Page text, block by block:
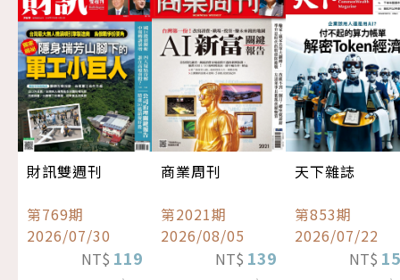
財訊雙週刊
第769期
2026/07/30
NT$ 119
商業周刊
第2021期
2026/08/05
NT$ 139
天下雜誌
第853期
2026/07/22
NT$